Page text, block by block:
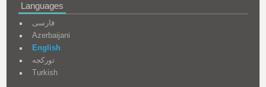
Languages
فارسی
Azerbaijani
English
تورکجه
Turkish